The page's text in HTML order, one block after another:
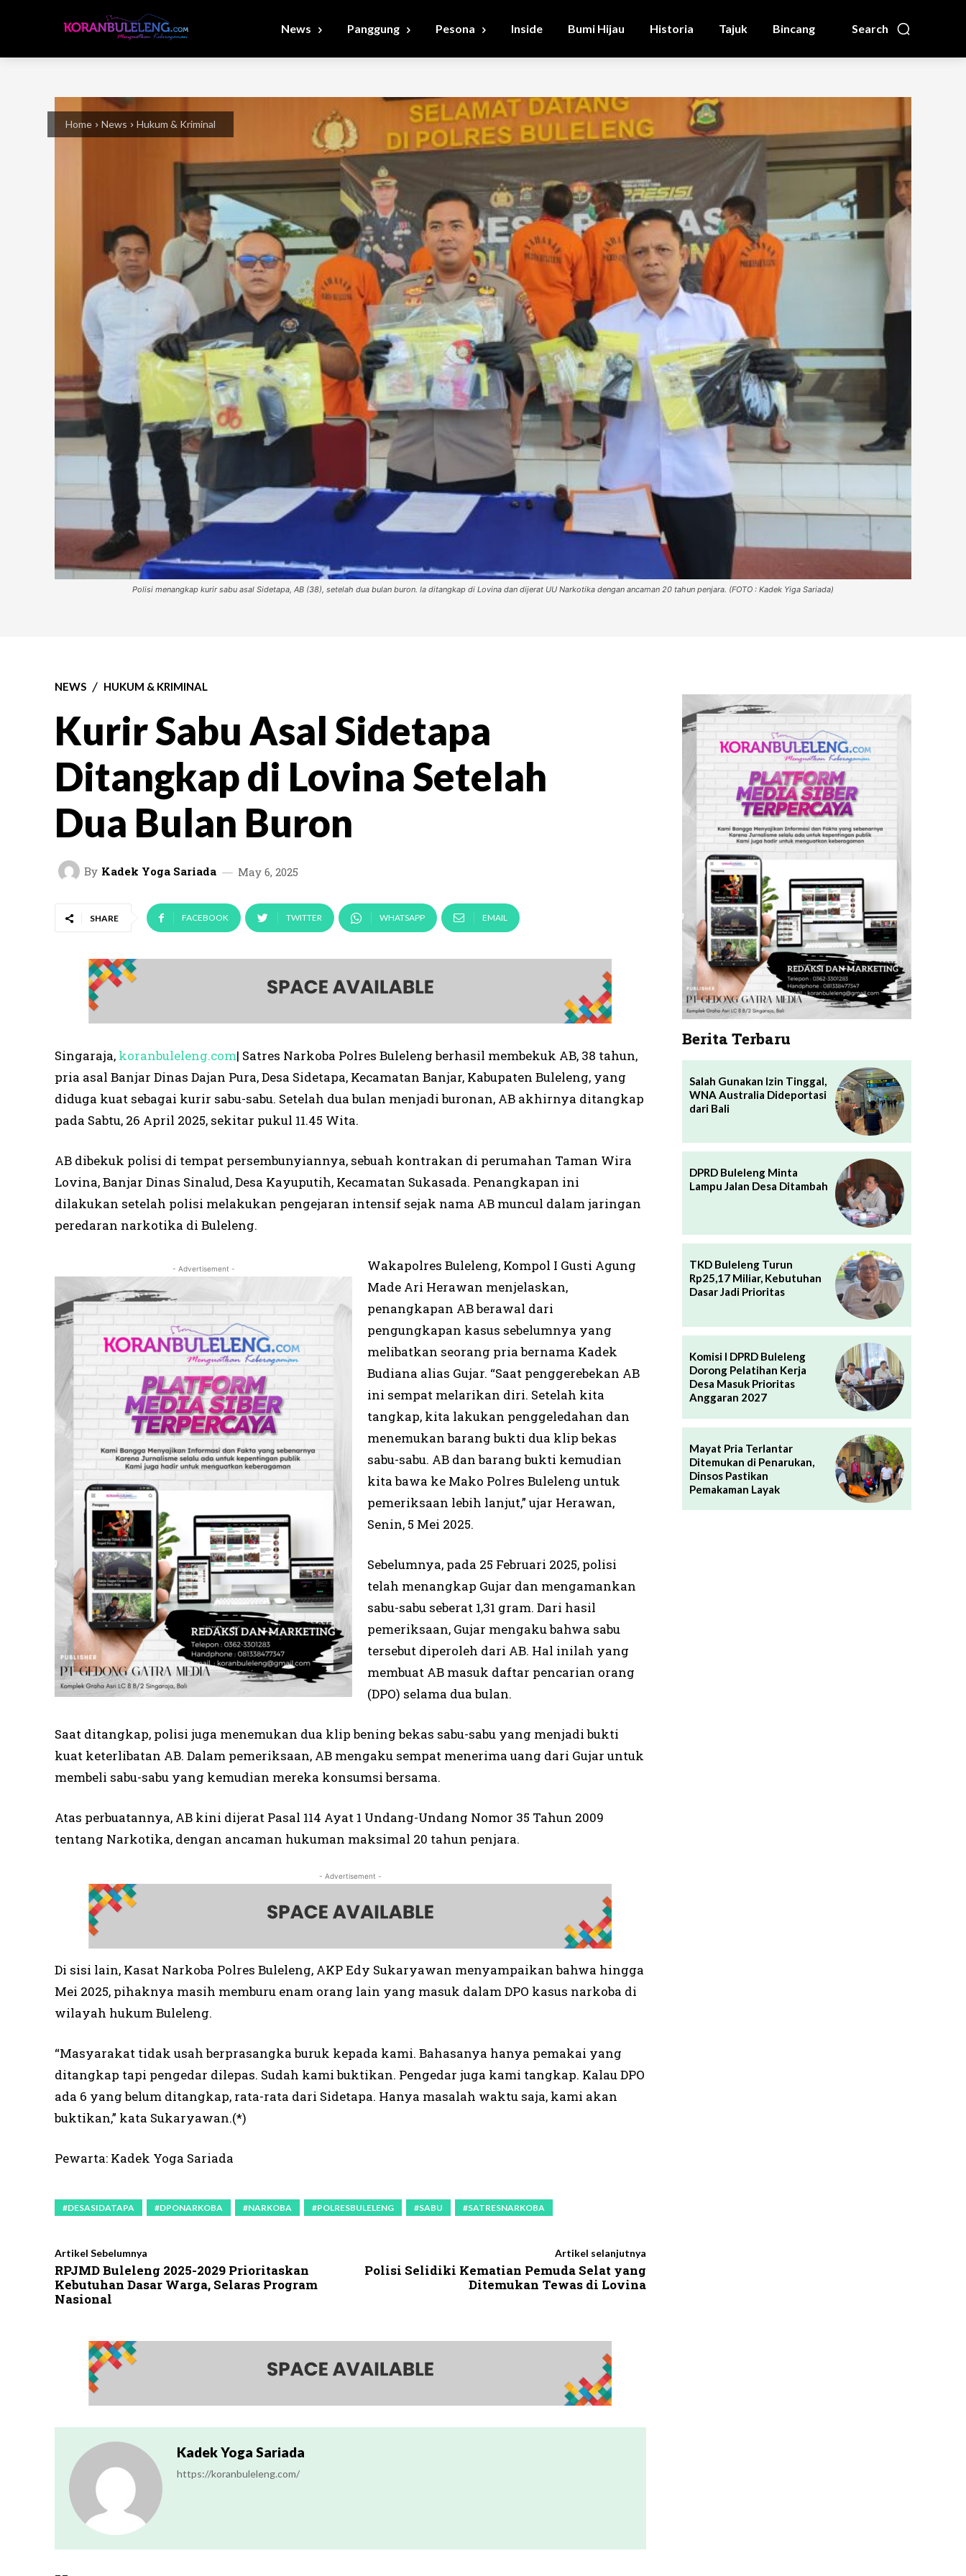
Search
News Panggung Pesona Inside Bumi Hijau Historia Tajuk Bincang
Home News Hukum & Kriminal
Polisi menangkap kurir sabu asal Sidetapa, AB (38), setelah dua bulan buron. Ia ditangkap di Lovina dan dijerat UU Narkotika dengan ancaman 20 tahun penjara. (FOTO : Kadek Yiga Sariada)
NEWS HUKUM & KRIMINAL
Kurir Sabu Asal Sidetapa
Ditangkap di Lovina Setelah
Dua Bulan Buron
By Kadek Yoga Sariada May 6, 2025
SHARE FACEBOOK TWITTER WHATSAPP EMAIL
Singaraja, koranbuleleng.com| Satres Narkoba Polres Buleleng berhasil membekuk AB, 38 tahun,
pria asal Banjar Dinas Dajan Pura, Desa Sidetapa, Kecamatan Banjar, Kabupaten Buleleng, yang
diduga kuat sebagai kurir sabu-sabu. Setelah dua bulan menjadi buronan, AB akhirnya ditangkap
pada Sabtu, 26 April 2025, sekitar pukul 11.45 Wita.
AB dibekuk polisi di tempat persembunyiannya, sebuah kontrakan di perumahan Taman Wira
Lovina, Banjar Dinas Sinalud, Desa Kayuputih, Kecamatan Sukasada. Penangkapan ini
dilakukan setelah polisi melakukan pengejaran intensif sejak nama AB muncul dalam jaringan
peredaran narkotika di Buleleng.
- Advertisement -
Wakapolres Buleleng, Kompol I Gusti Agung
Made Ari Herawan menjelaskan,
penangkapan AB berawal dari
pengungkapan kasus sebelumnya yang
melibatkan seorang pria bernama Kadek
Budiana alias Gujar. “Saat penggerebekan AB
ini sempat melarikan diri. Setelah kita
tangkap, kita lakukan penggeledahan dan
menemukan barang bukti dua klip bekas
sabu-sabu. AB dan barang bukti kemudian
kita bawa ke Mako Polres Buleleng untuk
pemeriksaan lebih lanjut,” ujar Herawan,
Senin, 5 Mei 2025.
Sebelumnya, pada 25 Februari 2025, polisi
telah menangkap Gujar dan mengamankan
sabu-sabu seberat 1,31 gram. Dari hasil
pemeriksaan, Gujar mengaku bahwa sabu
tersebut diperoleh dari AB. Hal inilah yang
membuat AB masuk daftar pencarian orang
(DPO) selama dua bulan.
Saat ditangkap, polisi juga menemukan dua klip bening bekas sabu-sabu yang menjadi bukti
kuat keterlibatan AB. Dalam pemeriksaan, AB mengaku sempat menerima uang dari Gujar untuk
membeli sabu-sabu yang kemudian mereka konsumsi bersama.
Atas perbuatannya, AB kini dijerat Pasal 114 Ayat 1 Undang-Undang Nomor 35 Tahun 2009
tentang Narkotika, dengan ancaman hukuman maksimal 20 tahun penjara.
- Advertisement -
Di sisi lain, Kasat Narkoba Polres Buleleng, AKP Edy Sukaryawan menyampaikan bahwa hingga
Mei 2025, pihaknya masih memburu enam orang lain yang masuk dalam DPO kasus narkoba di
wilayah hukum Buleleng.
“Masyarakat tidak usah berprasangka buruk kepada kami. Bahasanya hanya pemakai yang
ditangkap tapi pengedar dilepas. Sudah kami buktikan. Pengedar juga kami tangkap. Kalau DPO
ada 6 yang belum ditangkap, rata-rata dari Sidetapa. Hanya masalah waktu saja, kami akan
buktikan,” kata Sukaryawan.(*)
Pewarta: Kadek Yoga Sariada
#DESASIDATAPA #DPONARKOBA #NARKOBA #POLRESBULELENG #SABU #SATRESNARKOBA
Artikel Sebelumnya
RPJMD Buleleng 2025-2029 Prioritaskan
Kebutuhan Dasar Warga, Selaras Program
Nasional
Artikel selanjutnya
Polisi Selidiki Kematian Pemuda Selat yang
Ditemukan Tewas di Lovina
Kadek Yoga Sariada
https://koranbuleleng.com/
Berita Terbaru
Salah Gunakan Izin Tinggal,
WNA Australia Dideportasi
dari Bali
DPRD Buleleng Minta
Lampu Jalan Desa Ditambah
TKD Buleleng Turun
Rp25,17 Miliar, Kebutuhan
Dasar Jadi Prioritas
Komisi I DPRD Buleleng
Dorong Pelatihan Kerja
Desa Masuk Prioritas
Anggaran 2027
Mayat Pria Terlantar
Ditemukan di Penarukan,
Dinsos Pastikan
Pemakaman Layak